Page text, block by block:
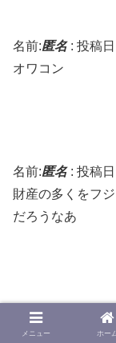
名前:匿名: 投稿
オワコン
名前:匿名: 投稿
財産の多くをフ
だろうなあ
コメントをど
メニュー ホー